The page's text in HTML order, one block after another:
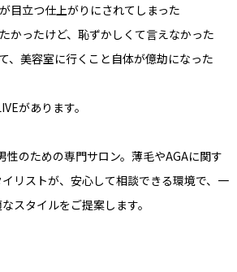
目立つ仕上がりにされてしまった
かったけど、恥ずかしくて言えなかった
、美容室に行くこと自体が億劫になった
があります。
性のための専門サロン。薄毛やAGAに関す
リストが、安心して相談できる環境で、一
スタイルをご提案します。